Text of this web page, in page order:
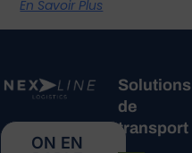
En Savoir Plus
ON EN
Solutions
de
transport